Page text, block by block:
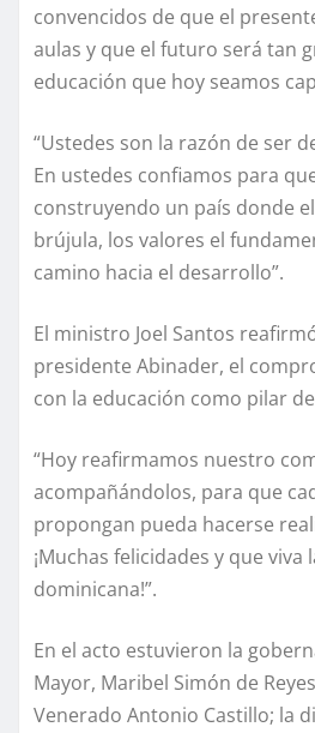
convencidos de que el
aulas y que el futuro será tan
educación que hoy seamos
“Ustedes son la razón de ser
En ustedes confiamos para
construyendo un país donde
brújula, los valores el
camino hacia el desarrollo”.
El ministro Joel Santos
presidente Abinader, el
con la educación como pilar
“Hoy reafirmamos nuestro
acompañándolos, para que
propongan pueda hacerse
¡Muchas felicidades y que viva
dominicana!”.
En el acto estuvieron la
Mayor, Maribel Simón de
Venerado Antonio Castillo; la